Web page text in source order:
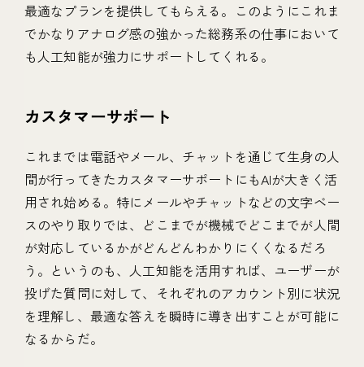
最適なプランを提供してもらえる。このようにこれま
でかなりアナログ感の強かった総務系の仕事において
も人工知能が強力にサポートしてくれる。
カスタマーサポート
これまでは電話やメール、チャットを通じて生身の人
間が行ってきたカスタマーサポートにもAIが大きく活
用され始める。特にメールやチャットなどの文字ベー
スのやり取りでは、どこまでが機械でどこまでが人間
が対応しているかがどんどんわかりにくくなるだろ
う。というのも、人工知能を活用すれば、ユーザーが
投げた質問に対して、それぞれのアカウント別に状況
を理解し、最適な答えを瞬時に導き出すことが可能に
なるからだ。